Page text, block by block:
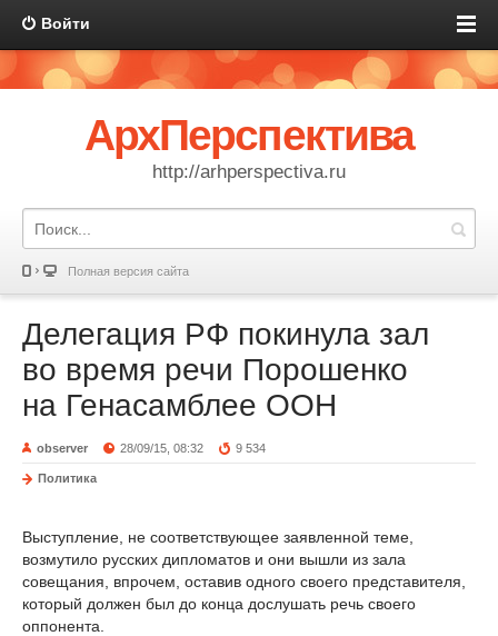
Войти
АрхПерспектива
http://arhperspectiva.ru
Полная версия сайта
Делегация РФ покинула зал
во время речи Порошенко
на Генасамблее ООН
observer 28/09/15, 08:32 9 534
Политика
Выступление, не соответствующее заявленной теме,
возмутило русских дипломатов и они вышли из зала
совещания, впрочем, оставив одного своего представителя,
который должен был до конца дослушать речь своего
оппонента.